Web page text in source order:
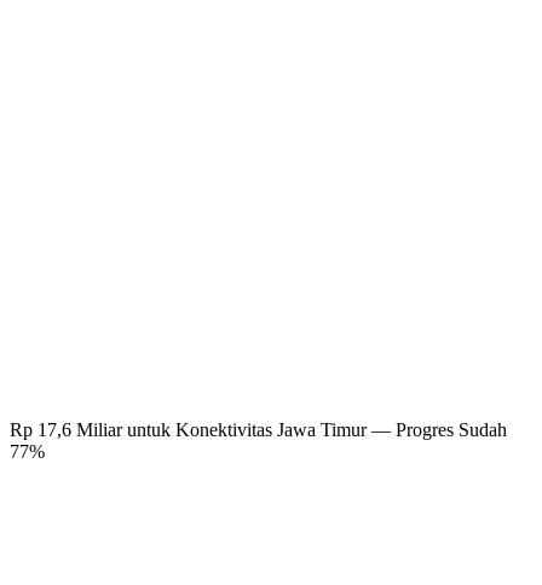
Rp 17,6 Miliar untuk Konektivitas Jawa Timur — Progres Sudah
77%